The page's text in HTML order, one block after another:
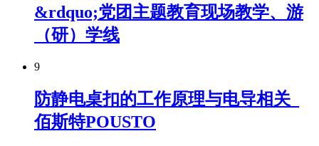
&rdquo;党团主题教育现场教学、游
（研）学线
9
防静电桌扣的工作原理与电导相关_
佰斯特POUSTO